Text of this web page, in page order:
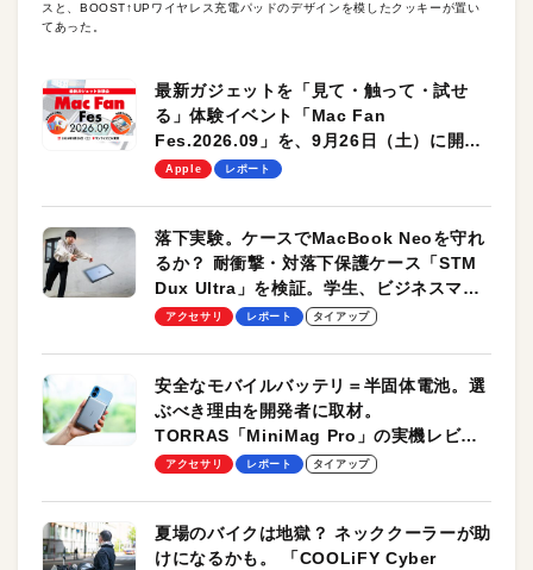
スと、BOOST↑UPワイヤレス充電パッドのデザインを模したクッキーが置い
てあった。
最新ガジェットを「見て・触って・試せ
る」体験イベント「Mac Fan
Fes.2026.09」を、9月26日（土）に開催
します！
Apple レポート
落下実験。ケースでMacBook Neoを守れ
るか？ 耐衝撃・対落下保護ケース「STM
Dux Ultra」を検証。学生、ビジネスマン
のモバイルユースに最適！
アクセサリ レポート タイアップ
安全なモバイルバッテリ＝半固体電池。選
ぶべき理由を開発者に取材。
TORRAS「MiniMag Pro」の実機レビュ
ーも
アクセサリ レポート タイアップ
夏場のバイクは地獄？ ネッククーラーが助
けになるかも。 「COOLiFY Cyber